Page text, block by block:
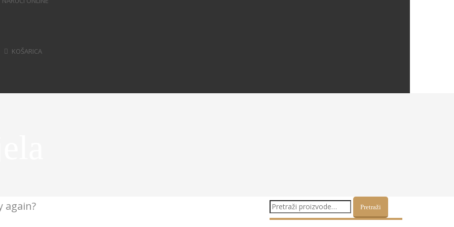
KOŠARICA
Pretraži:
Pretraži